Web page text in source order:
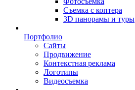
Съемка с коптера
3D панорамы и туры
Портфолио
Сайты
Продвижение
Контекстная реклама
Логотипы
Видеосъемка